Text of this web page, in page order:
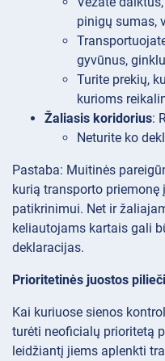
pinigų sumas,
gyvūnus,
Turite prekių,
kurioms
Žaliasis koridorius:
Neturite ko
Pastaba: Muitinės
kurią transporto
patikrinimui. Net ir
keliautojams kartais gali
deklaracijas.
Prioritetinės juostos
Kai kuriuose sienos
turėti neoficialų prioritetą
leidžiantį jiems aplenkti